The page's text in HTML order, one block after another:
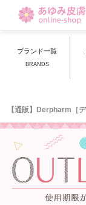
ブランド一覧
BRANDS
【通販】Derpharm［